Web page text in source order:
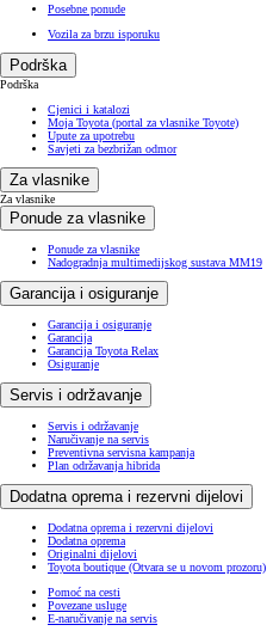
Posebne ponude
Vozila za brzu isporuku
Podrška
Podrška
Cjenici i katalozi
Moja Toyota (portal za vlasnike Toyote)
Upute za upotrebu
Savjeti za bezbrižan odmor
Za vlasnike
Za vlasnike
Ponude za vlasnike
Ponude za vlasnike
Nadogradnja multimedijskog sustava MM19
Garancija i osiguranje
Garancija i osiguranje
Garancija
Garancija Toyota Relax
Osiguranje
Servis i održavanje
Servis i održavanje
Naručivanje na servis
Preventivna servisna kampanja
Plan održavanja hibrida
Dodatna oprema i rezervni dijelovi
Dodatna oprema i rezervni dijelovi
Dodatna oprema
Originalni dijelovi
Toyota boutique (Otvara se u novom prozoru)
Pomoć na cesti
Povezane usluge
E-naručivanje na servis